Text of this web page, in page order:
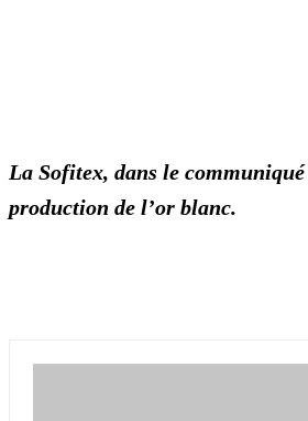
La Sofitex, dans le
production de l’or blanc.